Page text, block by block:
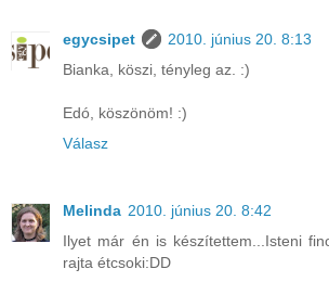
egycsipet
2010. június 20. 8:13
Bianka, köszi, tényleg az. :)
Edó, köszönöm! :)
Válasz
Melinda 2010. június 20. 8:42
Ilyet már én is készítettem...Isteni
rajta étcsoki:DD